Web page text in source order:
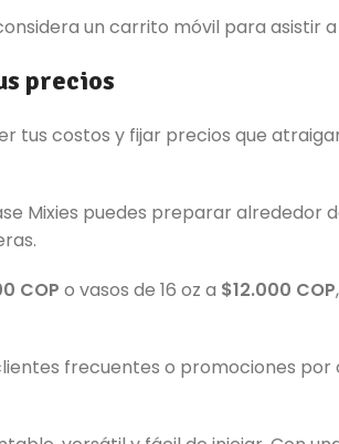
un carrito móvil para asistir
precios
tus costos y fijar precios que
Mixies puedes preparar alrededor
COP o vasos de 16 oz a $12.000 COP
frecuentes o promociones